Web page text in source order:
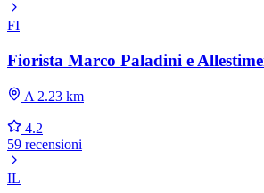
FI
Fiorista Marco Paladini e
A 2.23 km
4.2
59 recensioni
IL